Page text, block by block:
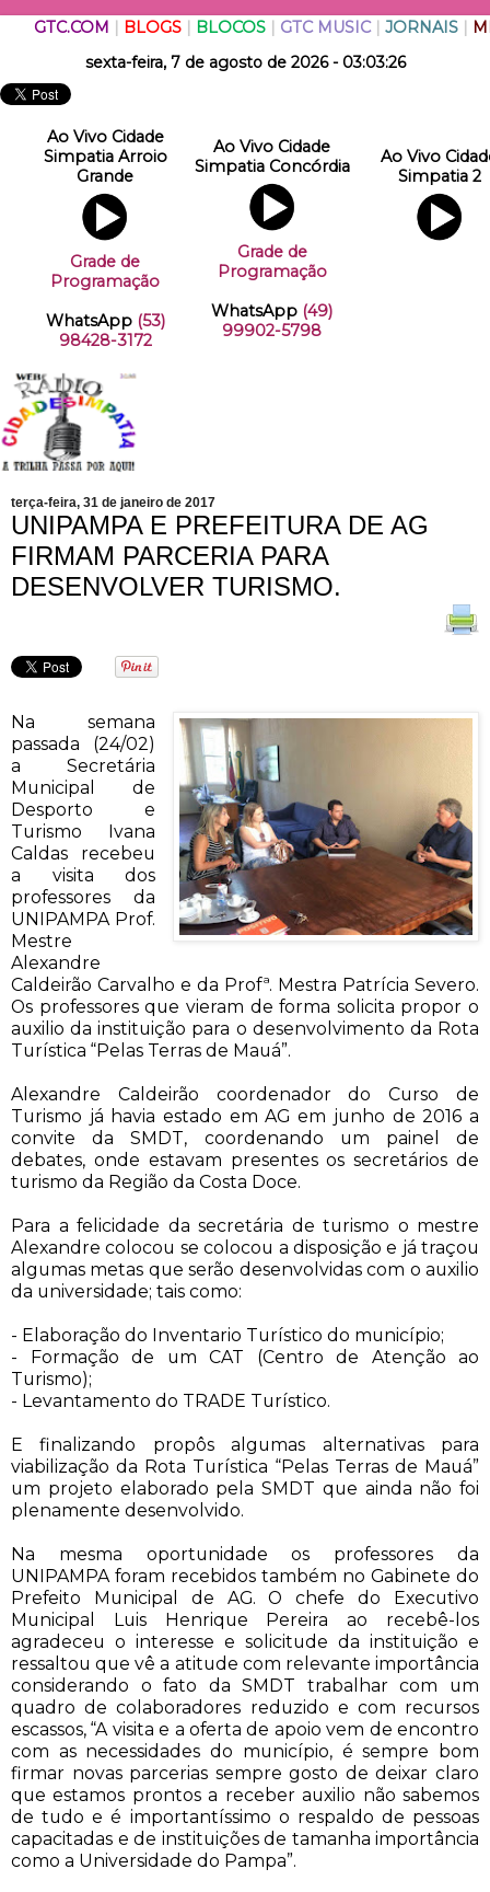
GTC.COM BLOGS| BLOCOS| GTC MUSIC| JORNAIS|
sexta-feira, 7 de agosto de 2026 - 03:03:26
Ao Vivo Cidade
Simpatia Arroio
Grande
Grade de
Programação
WhatsApp (53)
98428-3172
Ao Vivo Cidade
Simpatia Concórdia
Grade de
Programação
WhatsApp (49)
99902-5798
Ao Vivo
Simpatia 2
terça-feira, 31 de janeiro de 2017
UNIPAMPA E PREFEITURA DE AG
FIRMAM PARCERIA PARA
DESENVOLVER TURISMO.
Na semana
passada (24/02)
a Secretária
Municipal de
Desporto e
Turismo Ivana
Caldas recebeu
a visita dos
professores da
UNIPAMPA Prof.
Mestre
Alexandre
Caldeirão Carvalho e da Profª. Mestra Patrícia Severo.
Os professores que vieram de forma solicita propor o
auxilio da instituição para o desenvolvimento da Rota
Turística “Pelas Terras de Mauá”.
Alexandre Caldeirão coordenador do Curso de
Turismo já havia estado em AG em junho de 2016 a
convite da SMDT, coordenando um painel de
debates, onde estavam presentes os secretários de
turismo da Região da Costa Doce.
Para a felicidade da secretária de turismo o mestre
Alexandre colocou se colocou a disposição e já traçou
algumas metas que serão desenvolvidas com o auxilio
da universidade; tais como:
- Elaboração do Inventario Turístico do município;
- Formação de um CAT (Centro de Atenção ao
Turismo);
- Levantamento do TRADE Turístico.
E finalizando propôs algumas alternativas para
viabilização da Rota Turística “Pelas Terras de Mauá”
um projeto elaborado pela SMDT que ainda não foi
plenamente desenvolvido.
Na mesma oportunidade os professores da
UNIPAMPA foram recebidos também no Gabinete do
Prefeito Municipal de AG. O chefe do Executivo
Municipal Luis Henrique Pereira ao recebê-los
agradeceu o interesse e solicitude da instituição e
ressaltou que vê a atitude com relevante importância
considerando o fato da SMDT trabalhar com um
quadro de colaboradores reduzido e com recursos
escassos, “A visita e a oferta de apoio vem de encontro
com as necessidades do município, é sempre bom
firmar novas parcerias sempre gosto de deixar claro
que estamos prontos a receber auxilio não sabemos
de tudo e é importantíssimo o respaldo de pessoas
capacitadas e de instituições de tamanha importância
como a Universidade do Pampa”.